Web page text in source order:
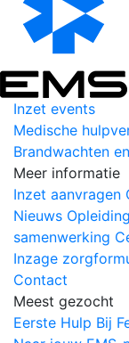
Inzet events
Medische
Brandwachten
Meer informatie
Inzet aanvragen
Nieuws
samenwerking
Inzage
Contact
Meest gezocht
Eerste Hulp Bij